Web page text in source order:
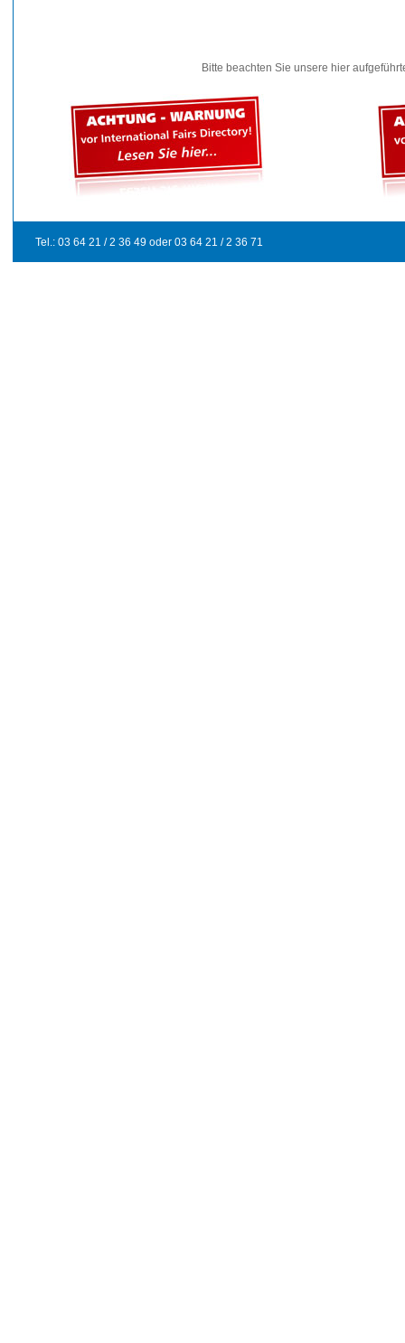
Bitte beachten Sie unsere hier
Tel.: 03 64 21 / 2 36 49 oder 03 64 21 / 2 36 71